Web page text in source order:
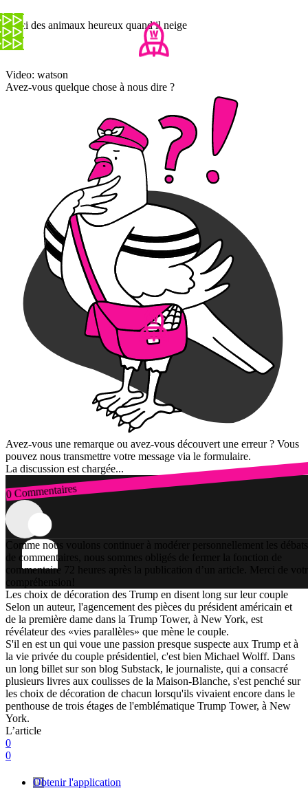
Voici des animaux heureux quand il neige
Video: watson
Avez-vous quelque chose à nous dire ?
Avez-vous une remarque ou avez-vous découvert une erreur ? Vous
pouvez nous transmettre votre message via le formulaire.
La discussion est chargée...
0 Commentaires
Connexion
Comme nous voulons continuer à modérer personnellement les débats
de commentaires, nous sommes obligés de fermer la fonction de
commentaire 72 heures après la publication d’un article. Merci de
compréhension!
Les choix de décoration des Trump en disent long sur leur couple
Selon un auteur, l'agencement des pièces du président américain et
de la première dame dans la Trump Tower, à New York, est
révélateur des «vies parallèles» que mène le couple.
S'il en est un qui voue une passion presque suspecte aux Trump et à
la vie privée du couple présidentiel, c'est bien Michael Wolff. Dans
un long billet sur son blog Substack, le journaliste, qui a consacré
plusieurs livres aux coulisses de la Maison-Blanche, s'est penché sur
les choix de décoration de chacun lorsqu'ils vivaient encore dans le
penthouse de trois étages de l'emblématique Trump Tower, à New
York.
L’article
0
0
Obtenir l'application